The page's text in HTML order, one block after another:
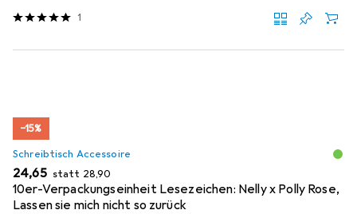
1
−15%
Schreibtisch Accessoire
EUR
24,65 statt EUR
28,90
10er-Verpackungseinheit Lesezeichen: Nelly x Polly Rose,
Lassen sie mich nicht so zurück